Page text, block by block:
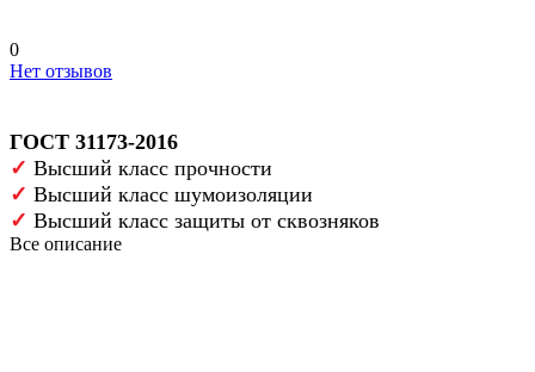
0
Нет отзывов
ГОСТ 31173-2016
✓ Высший класс прочности
✓ Высший класс шумоизоляции
✓ Высший класс защиты от сквозняков
Все описание